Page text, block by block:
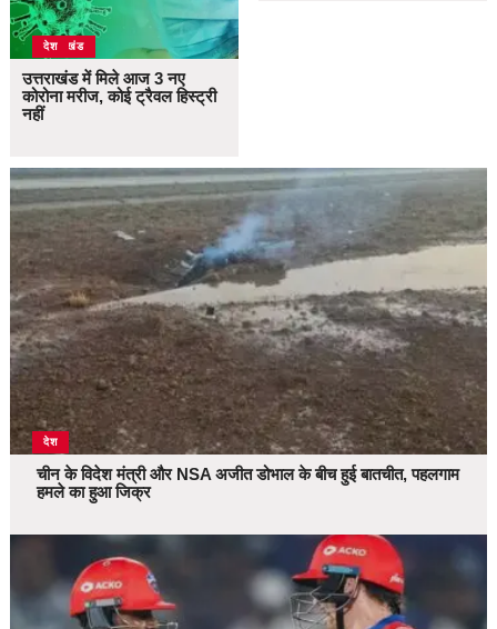
उत्तराखंड
देश
उत्तराखंड में मिले आज 3 नए
कोरोना मरीज, कोई ट्रैवल हिस्ट्री
नहीं
देश
चीन के विदेश मंत्री और NSA अजीत डोभाल के बीच हुई बातचीत, पहलगाम
हमले का हुआ जिक्र